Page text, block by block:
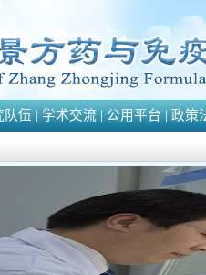
队伍|学术交流|公用平台|政策